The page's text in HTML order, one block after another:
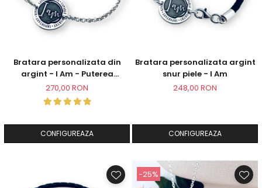
Bratara personalizata din
argint - I Am - Puterea
intentiei la mana ta
270,00 RON
CONFIGUREAZA
Bratara personalizata argint
snur piele - I Am
248,00 RON
CONFIGUREAZA
-25%